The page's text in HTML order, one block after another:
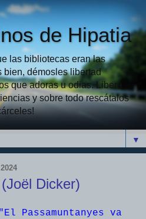
de Hipatia
las bibliotecas eran las
bien, démosles libertad
que adoras u odias. Libera
y sobre todo rescátalos
▼
Dicker)
"El Passamuntanyes va